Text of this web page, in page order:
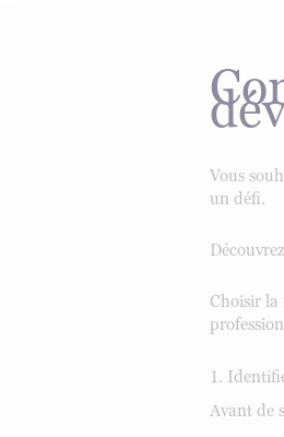
Vous
un défi.
Choisir la
1.
Avant de